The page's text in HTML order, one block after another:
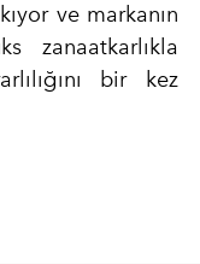
ve markanın
zanaatkarlıkla
bir kez